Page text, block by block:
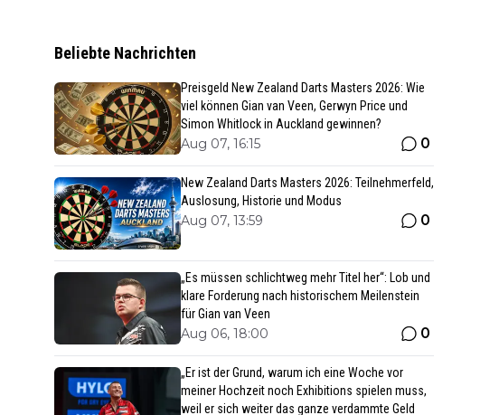
Beliebte Nachrichten
Preisgeld New Zealand Darts Masters 2026: Wie
viel können Gian van Veen, Gerwyn Price und
Simon Whitlock in Auckland gewinnen?
Aug 07, 16:15 0
New Zealand Darts Masters 2026: Teilnehmerfeld,
Auslosung, Historie und Modus
Aug 07, 13:59 0
„Es müssen schlichtweg mehr Titel her“: Lob und
klare Forderung nach historischem Meilenstein
für Gian van Veen
Aug 06, 18:00 0
„Er ist der Grund, warum ich eine Woche vor
meiner Hochzeit noch Exhibitions spielen muss,
weil er sich weiter das ganze verdammte Geld